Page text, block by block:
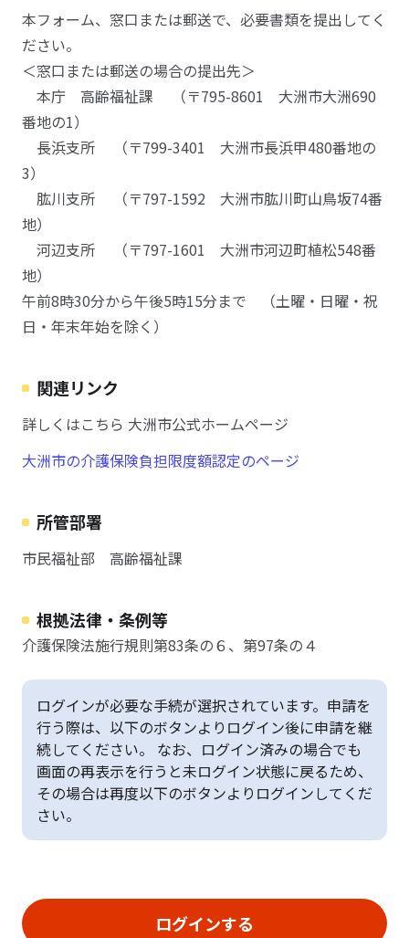
本フォーム、窓口または郵送で、必要書類を提出してく
ださい。
＜窓口または郵送の場合の提出先＞
本庁 高齢福祉課 （〒795-8601 大洲市大洲690
番地の1）
長浜支所 （〒799-3401 大洲市長浜甲480番地の
3）
肱川支所 （〒797-1592 大洲市肱川町山鳥坂74番
地）
河辺支所 （〒797-1601 大洲市河辺町植松548番
地）
午前8時30分から午後5時15分まで （土曜・日曜・祝
日・年末年始を除く）
関連リンク
詳しくはこちら 大洲市公式ホームページ
大洲市の介護保険負担限度額認定のページ
所管部署
市民福祉部 高齢福祉課
根拠法律・条例等
介護保険法施行規則第83条の６、第97条の４
ログインが必要な手続が選択されています。申請を
行う際は、以下のボタンよりログイン後に申請を継
続してください。 なお、ログイン済みの場合でも
画面の再表示を行うと未ログイン状態に戻るため、
その場合は再度以下のボタンよりログインしてくだ
さい。